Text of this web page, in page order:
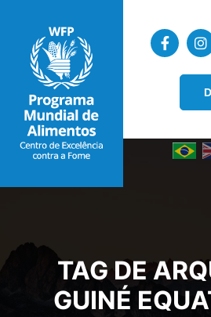
TAG DE
GUINÉ